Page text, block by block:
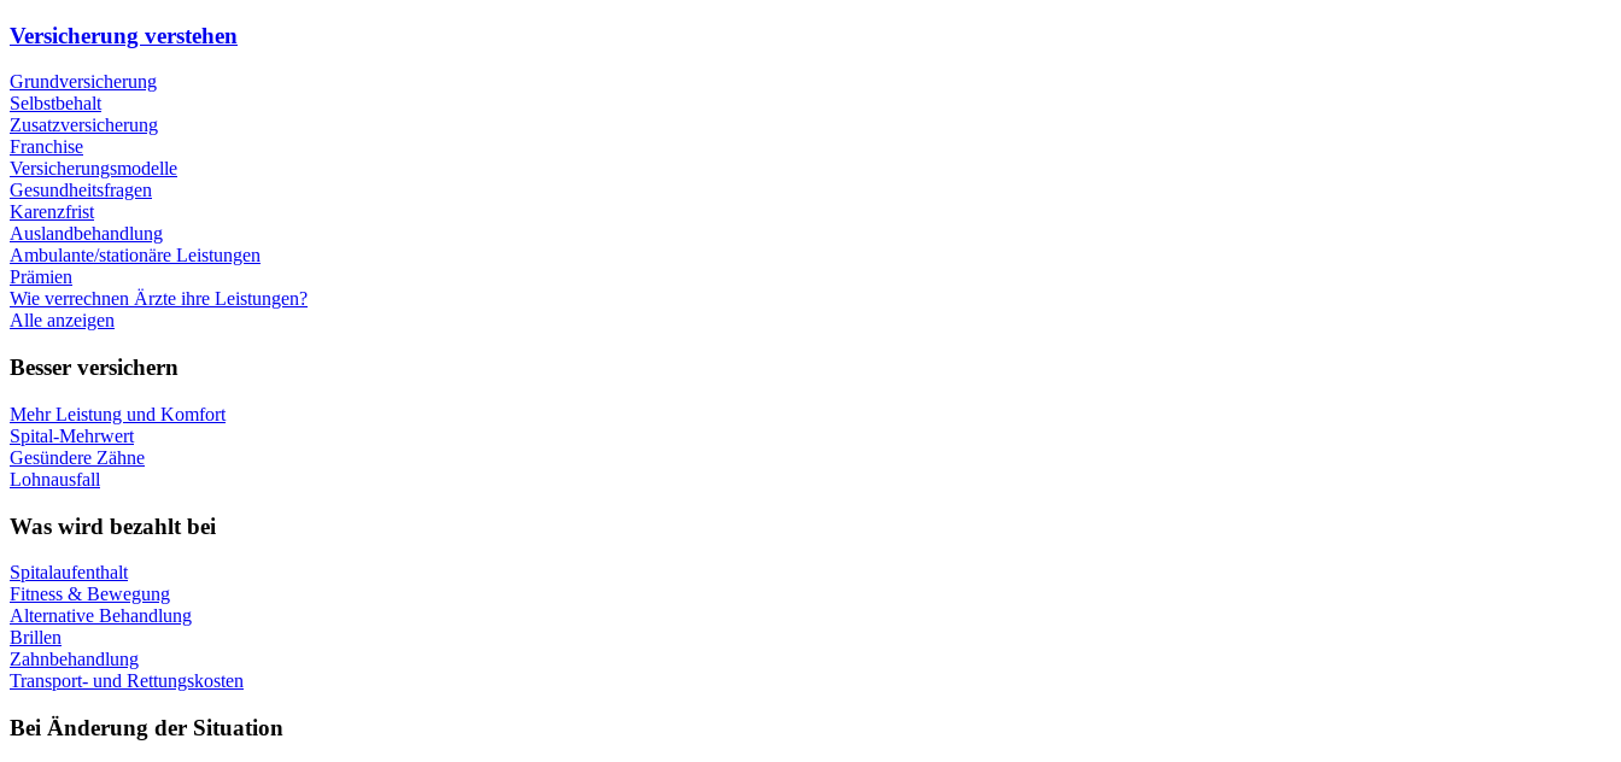
Versicherung verstehen
Grundversicherung
Selbstbehalt
Zusatzversicherung
Franchise
Versicherungsmodelle
Gesundheitsfragen
Karenzfrist
Auslandbehandlung
Ambulante/stationäre Leistungen
Prämien
Wie verrechnen Ärzte ihre Leistungen?
Alle anzeigen
Besser versichern
Mehr Leistung und Komfort
Spital-Mehrwert
Gesündere Zähne
Lohnausfall
Was wird bezahlt bei
Spitalaufenthalt
Fitness & Bewegung
Alternative Behandlung
Brillen
Zahnbehandlung
Transport- und Rettungskosten
Bei Änderung der Situation